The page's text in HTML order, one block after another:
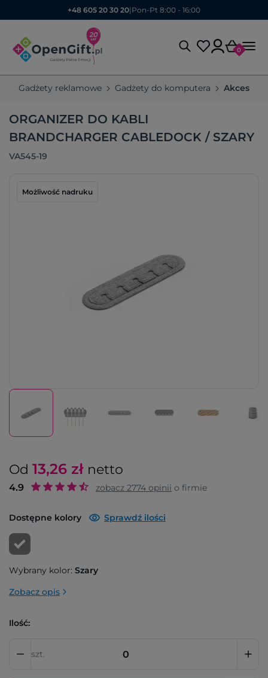
+48 605 20 30 20| Pon-Pt 8:00 - 16:00
0
Gadżety reklamowe Gadżety do komputera Akcesoria
ORGANIZER DO KABLI
BRANDCHARGER CABLEDOCK / SZARY
VA545-19
Możliwość nadruku
Od 13,26 zł netto
4.9 zobacz 2774 opinii o firmie
Dostępne kolory Sprawdź ilości
Wybrany kolor: Szary
Zobacz opis
Ilość:
szt.